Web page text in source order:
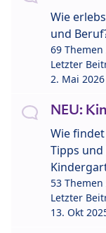
Wie
und
69
Letzter
2. Mai
NEU:
Wie
Tipps
53
Letzter
13. Okt